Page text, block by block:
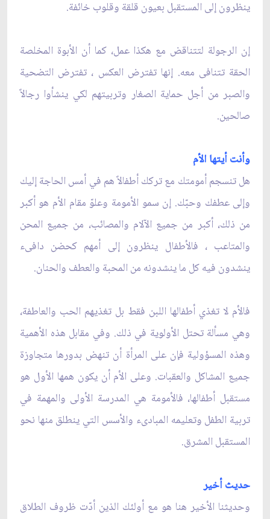
ينظرون إلى المستقبل بعيون قلقة وقلوب خائفة.
إن الرجولة لتتناقض مع هكذا عمل، كما أن الأبوة المخلصة
الحقة تتنافى معه. إنها تفترض العكس ، تفترض التضحية
والصبر من أجل حماية الصغار وتربيتهم لكي ينشأوا رجالاً
صالحين.
وأنت أيتها الأم
هل تنسجم أمومتك مع تركك أطفالاً هم في أمس الحاجة إليك
وإلى عطفك وحبّك. إن سمو الأمومة وعلوّ مقام الأم هو أكبر
من ذلك، أكبر من جميع الآلام والمصائب، من جميع المحن
والمتاعب ، فالأطفال ينظرون إلى أمهم كحضن دافىء
ينشدون فيه كل ما ينشدونه من المحبة والعطف والحنان.
فالأم لا تغذي أطفالها اللبن فقط بل تغذيهم الحب والعاطفة،
وهي مسألة تحتل الأولوية في ذلك. وفي مقابل هذه الأهمية
وهذه المسؤولية فإن على المرأة أن تنهض بدورها متجاوزة
جميع المشاكل والعقبات. وعلى الأم أن يكون همها الأول هو
مستقبل أطفالها، فالأمومة هي المدرسة الأولى والمهمة في
تربية الطفل وتعليمه المبادىء والأسس التي ينطلق منها نحو
المستقبل المشرق.
حديث أخير
وحديثنا الأخير هنا هو مع أولئك الذين أدّت ظروف الطلاق